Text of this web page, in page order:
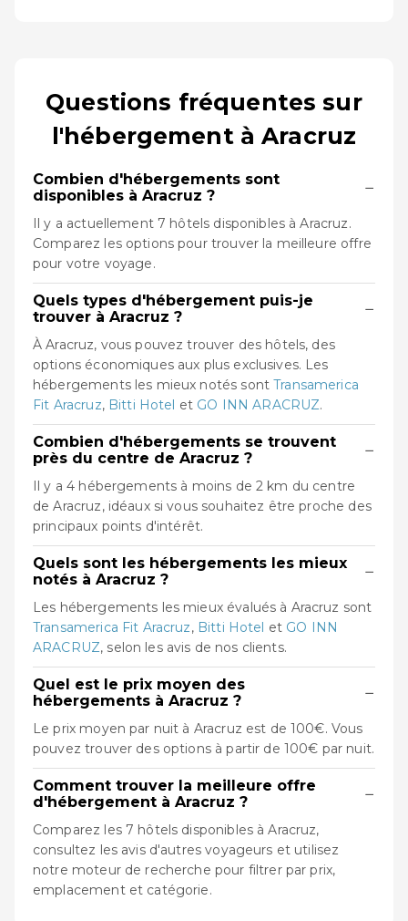
Questions fréquentes sur
l'hébergement à Aracruz
Combien d'hébergements sont
disponibles à Aracruz ?
−
Il y a actuellement 7 hôtels disponibles à Aracruz.
Comparez les options pour trouver la meilleure offre
pour votre voyage.
Quels types d'hébergement puis-je
trouver à Aracruz ?
−
À Aracruz, vous pouvez trouver des hôtels, des
options économiques aux plus exclusives. Les
hébergements les mieux notés sontTransamerica
Fit Aracruz, Bitti Hotel et GO INN ARACRUZ.
Combien d'hébergements se trouvent
près du centre de Aracruz ?
−
Il y a 4 hébergements à moins de 2 km du centre
de Aracruz, idéaux si vous souhaitez être proche des
principaux points d'intérêt.
Quels sont les hébergements les mieux
notés à Aracruz ?
−
Les hébergements les mieux évalués à Aracruz sont
Transamerica Fit Aracruz, Bitti Hotel et GO INN
ARACRUZ, selon les avis de nos clients.
Quel est le prix moyen des
hébergements à Aracruz ?
−
Le prix moyen par nuit à Aracruz est de 100€. Vous
pouvez trouver des options à partir de 100€ par nuit.
Comment trouver la meilleure offre
d'hébergement à Aracruz ?
−
Comparez les 7 hôtels disponibles à Aracruz,
consultez les avis d'autres voyageurs et utilisez
notre moteur de recherche pour filtrer par prix,
emplacement et catégorie.